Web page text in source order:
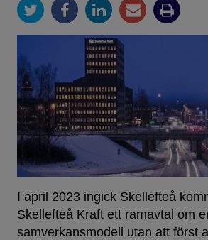
I april 2023 ingick Skellefteå
Skellefteå Kraft ett ramavtal om
samverkansmodell utan att först